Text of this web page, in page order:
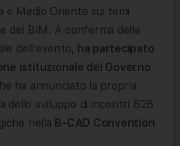
Medio Oriente sui temi
del BIM. A conferma della
dell’evento, ha partecipato
istituzionale del Governo
ha annunciato la propria
dello sviluppo di incontri B2B
nella B-CAD Convention